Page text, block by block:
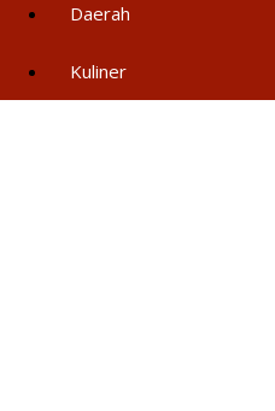
Daerah
Kuliner